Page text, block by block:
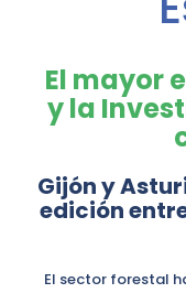
El mayor
y la
Gijón y
edición
El sector forestal